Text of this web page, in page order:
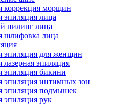
коррекция морщин
эпиляция лица
пилинг лица
шлифовка лица
эпиляция для женщин
эпиляция
эпиляция бикини
эпиляция интимных зон
эпиляция подмышек
эпиляция рук